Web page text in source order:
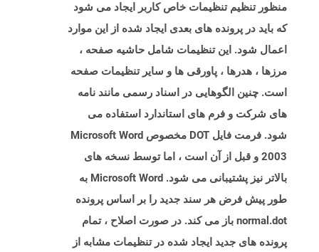
منظور تنظیم تنظیمات خاص کاربر ایجاد می شود
که باید در پرونده های بعدی ایجاد شده از این موارد
اعمال شود. این تنظیمات شامل حاشیه صفحه ،
مرزها ، هدرها ، پاورقی ها و سایر تنظیمات صفحه
است. چنین الگوهایی در اسناد رسمی مانند نامه
های شرکت و فرم های استاندارد استفاده می
شود. فرمت فایل DOT مخصوص Microsoft Word
2003 و قبل از آن است ، اما توسط نسخه های
بالاتر نیز پشتیبانی می شود. Microsoft Word به
طور پیش فرض هر سند جدید را بر اساس پرونده
normal.dot باز می کند. در صورت اصلاح ، تمام
پرونده های جدید ایجاد شده در تنظیمات مشابه از